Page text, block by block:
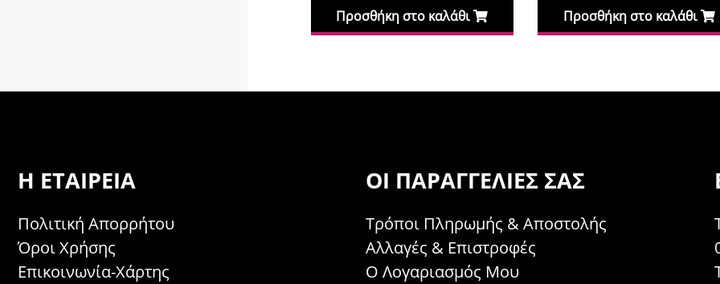
Προσθήκη στο καλάθι Προσθήκη στο καλάθι
Η ΕΤΑΙΡΕΊΑ
Πολιτική Απορρήτου
Όροι Χρήσης
Επικοινωνία-Χάρτης
ΟΙ ΠΑΡΑΓΓΕΛΊΕΣ ΣΑΣ
Τρόποι Πληρωμής & Αποστολής
Αλλαγές & Επιστροφές
Ο Λογαριασμός Μου